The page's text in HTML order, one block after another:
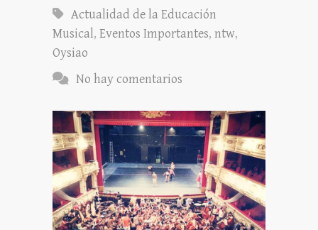
Actualidad de la Educación
Musical, Eventos Importantes, ntw,
Oysiao
No hay comentarios